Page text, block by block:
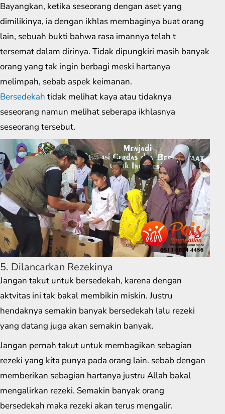
Bayangkan, ketika seseorang dengan aset yang
dimilikinya, ia dengan ikhlas membaginya buat orang
lain, sebuah bukti bahwa rasa imannya telah t
tersemat dalam dirinya. Tidak dipungkiri masih banyak
orang yang tak ingin berbagi meski hartanya
melimpah, sebab aspek keimanan.
Bersedekah tidak melihat kaya atau tidaknya
seseorang namun melihat seberapa ikhlasnya
seseorang tersebut.
5. Dilancarkan Rezekinya
Jangan takut untuk bersedekah, karena dengan
aktvitas ini tak bakal membikin miskin. Justru
hendaknya semakin banyak bersedekah lalu rezeki
yang datang juga akan semakin banyak.
Jangan pernah takut untuk membagikan sebagian
rezeki yang kita punya pada orang lain. sebab dengan
memberikan sebagian hartanya justru Allah bakal
mengalirkan rezeki. Semakin banyak orang
bersedekah maka rezeki akan terus mengalir.